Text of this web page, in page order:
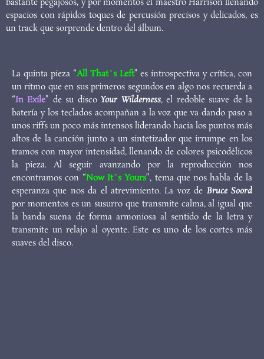
bastante pegajosos, y por momentos el maestro Harrison llenando
espacios con rápidos toques de percusión precisos y delicados, es
un track que sorprende dentro del álbum.
La quinta pieza “All That`s Left” es introspectiva y crítica, con
un ritmo que en sus primeros segundos en algo nos recuerda a
“In Exile” de su discoYour Wilderness, el redoble suave de la
batería y los teclados acompañan a la voz que va dando paso a
unos riffs un poco más intensos liderando hacia los puntos más
altos de la canción junto a un sintetizador que irrumpe en los
tramos con mayor intensidad, llenando de colores psicodélicos
la pieza. Al seguir avanzando por la reproducción nos
encontramos con “Now It´s Yours”, tema que nos habla de la
esperanza que nos da el atrevimiento. La voz de Bruce Soord
por momentos es un susurro que transmite calma, al igual que
la banda suena de forma armoniosa al sentido de la letra y
transmite un relajo al oyente. Este es uno de los cortes más
suaves del disco.